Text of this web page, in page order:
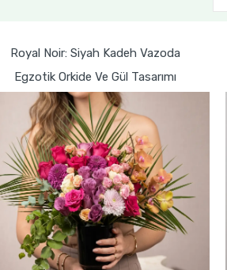
Royal Noir: Siyah Kadeh Vazoda
Egzotik Orkide Ve Gül Tasarımı